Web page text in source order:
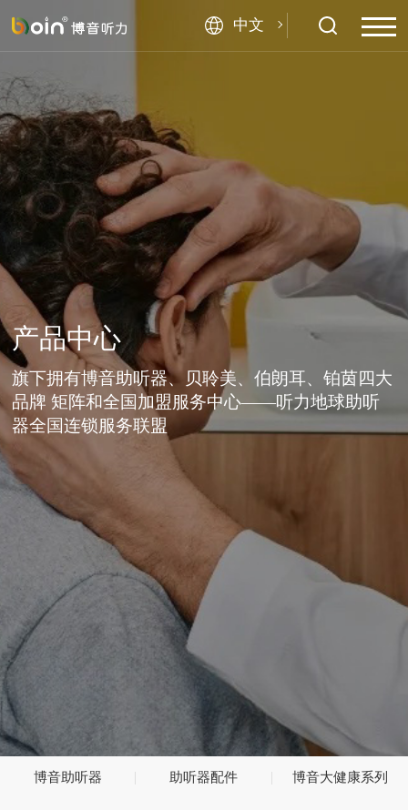
中文
产品中心
旗下拥有博音助听器、贝聆美、伯朗耳、铂茵四大
品牌 矩阵和全国加盟服务中心——听力地球助听
器全国连锁服务联盟
博音助听器 助听器配件 博音大健康系列